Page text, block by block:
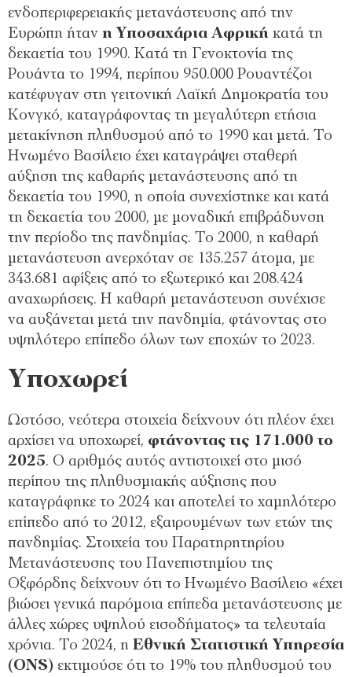
ενδοπεριφερειακής μετανάστευσης από την
Ευρώπη ήταν η Υποσαχάρια Αφρική κατά τη
δεκαετία του 1990. Κατά τη Γενοκτονία της
Ρουάντα το 1994, περίπου 950.000 Ρουαντέζοι
κατέφυγαν στη γειτονική Λαϊκή Δημοκρατία του
Κονγκό, καταγράφοντας τη μεγαλύτερη ετήσια
μετακίνηση πληθυσμού από το 1990 και μετά. Το
Ηνωμένο Βασίλειο έχει καταγράψει σταθερή
αύξηση της καθαρής μετανάστευσης από τη
δεκαετία του 1990, η οποία συνεχίστηκε και κατά
τη δεκαετία του 2000, με μοναδική επιβράδυνση
την περίοδο της πανδημίας. Το 2000, η καθαρή
μετανάστευση ανερχόταν σε 135.257 άτομα, με
343.681 αφίξεις από το εξωτερικό και 208.424
αναχωρήσεις. Η καθαρή μετανάστευση συνέχισε
να αυξάνεται μετά την πανδημία, φτάνοντας στο
υψηλότερο επίπεδο όλων των εποχών το 2023.
Υποχωρεί
Ωστόσο, νεότερα στοιχεία δείχνουν ότι πλέον έχει
αρχίσει να υποχωρεί, φτάνοντας τις 171.000 το
2025. Ο αριθμός αυτός αντιστοιχεί στο μισό
περίπου της πληθυσμιακής αύξησης που
καταγράφηκε το 2024 και αποτελεί το χαμηλότερο
επίπεδο από το 2012, εξαιρουμένων των ετών της
πανδημίας. Στοιχεία του Παρατηρητηρίου
Μετανάστευσης του Πανεπιστημίου της
Οξφόρδης δείχνουν ότι το Ηνωμένο Βασίλειο «έχει
βιώσει γενικά παρόμοια επίπεδα μετανάστευσης με
άλλες χώρες υψηλού εισοδήματος» τα τελευταία
χρόνια. Το 2024, η Εθνική Στατιστική Υπηρεσία
(ONS) εκτιμούσε ότι το 19% του πληθυσμού του